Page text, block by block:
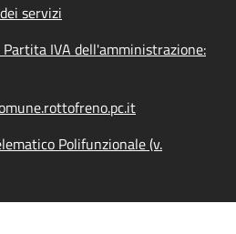
servizi
IVA dell'amministrazione:
Polifunzionale (v.